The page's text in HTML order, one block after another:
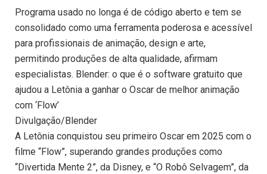
Programa usado no longa é de código aberto e tem se
consolidado como uma ferramenta poderosa e acessível
para profissionais de animação, design e arte,
permitindo produções de alta qualidade, afirmam
especialistas. Blender: o que é o software gratuito que
ajudou a Letônia a ganhar o Oscar de melhor animação
com ‘Flow’
Divulgação/Blender
A Letônia conquistou seu primeiro Oscar em 2025 com o
filme “Flow”, superando grandes produções como
“Divertida Mente 2”, da Disney, e “O Robô Selvagem”, da